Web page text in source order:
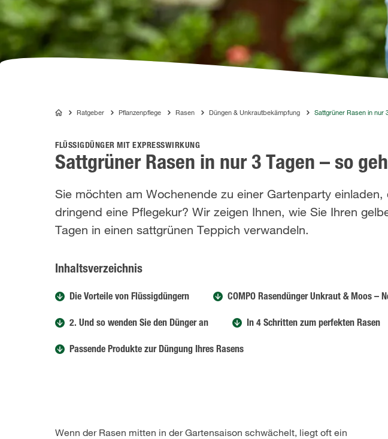
COMPORatgeber Pflanzenpflege Rasen Düngen & Unkrautbekämpfung Sattgrüner Rasen in nur
FLÜSSIGDÜNGER MIT EXPRESSWIRKUNG
Sattgrüner Rasen in nur 3 Tagen – so
Sie möchten am Wochenende zu einer Gartenparty
dringend eine Pflegekur? Wir zeigen Ihnen, wie Sie Ihren
Tagen in einen sattgrünen Teppich verwandeln.
Inhaltsverzeichnis
Die Vorteile von Flüssigdüngern COMPO Rasendünger Unkraut & Moos –
2. Und so wenden Sie den Dünger an In 4 Schritten zum perfekten Rasen
Passende Produkte zur Düngung Ihres Rasens
Wenn der Rasen mitten in der Gartensaison schwächelt, liegt oft ein